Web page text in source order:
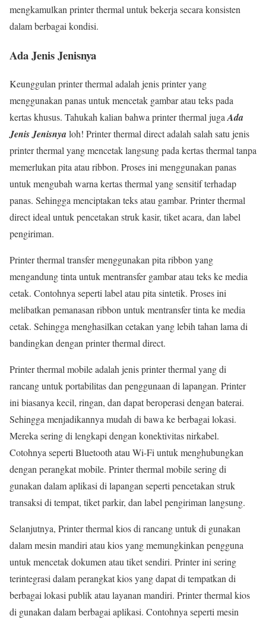
mengkamulkan printer thermal untuk bekerja secara konsisten
dalam berbagai kondisi.
Ada Jenis Jenisnya
Keunggulan printer thermal adalah jenis printer yang
menggunakan panas untuk mencetak gambar atau teks pada
kertas khusus. Tahukah kalian bahwa printer thermal jugaAda
Jenis Jenisnyaloh! Printer thermal direct adalah salah satu jenis
printer thermal yang mencetak langsung pada kertas thermal tanpa
memerlukan pita atau ribbon. Proses ini menggunakan panas
untuk mengubah warna kertas thermal yang sensitif terhadap
panas. Sehingga menciptakan teks atau gambar. Printer thermal
direct ideal untuk pencetakan struk kasir, tiket acara, dan label
pengiriman.
Printer thermal transfer menggunakan pita ribbon yang
mengandung tinta untuk mentransfer gambar atau teks ke media
cetak. Contohnya seperti label atau pita sintetik. Proses ini
melibatkan pemanasan ribbon untuk mentransfer tinta ke media
cetak. Sehingga menghasilkan cetakan yang lebih tahan lama di
bandingkan dengan printer thermal direct.
Printer thermal mobile adalah jenis printer thermal yang di
rancang untuk portabilitas dan penggunaan di lapangan. Printer
ini biasanya kecil, ringan, dan dapat beroperasi dengan baterai.
Sehingga menjadikannya mudah di bawa ke berbagai lokasi.
Mereka sering di lengkapi dengan konektivitas nirkabel.
Cotohnya seperti Bluetooth atau Wi-Fi untuk menghubungkan
dengan perangkat mobile. Printer thermal mobile sering di
gunakan dalam aplikasi di lapangan seperti pencetakan struk
transaksi di tempat, tiket parkir, dan label pengiriman langsung.
Selanjutnya, Printer thermal kios di rancang untuk di gunakan
dalam mesin mandiri atau kios yang memungkinkan pengguna
untuk mencetak dokumen atau tiket sendiri. Printer ini sering
terintegrasi dalam perangkat kios yang dapat di tempatkan di
berbagai lokasi publik atau layanan mandiri. Printer thermal kios
di gunakan dalam berbagai aplikasi. Contohnya seperti mesin